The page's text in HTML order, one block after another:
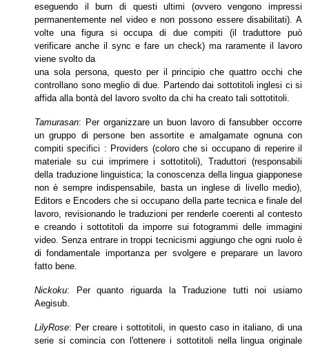
eseguendo il burn di questi ultimi (ovvero vengono impressi
permanentemente nel video e non possono essere disabilitati). A
volte una figura si occupa di due compiti (il traduttore può
verificare anche il sync e fare un check) ma raramente il lavoro
viene svolto da
una sola persona, questo per il principio che quattro occhi che
controllano sono meglio di due. Partendo dai sottotitoli inglesi ci si
affida alla bontà del lavoro svolto da chi ha creato tali sottotitoli.
Tamurasan: Per organizzare un buon lavoro di fansubber occorre
un gruppo di persone ben assortite e amalgamate ognuna con
compiti specifici : Providers (coloroche si occupano di reperire il
materiale su cui imprimere i sottotitoli), Tradutt­ori (responsabili
della traduzione linguistica; la conoscenza della lingua giapponese
non è sempre indispensabile, basta un inglese di livello medio),
Editors e Encoders che si occupano della parte tecnica e finale del
lavoro, revisionando le traduzioni perrenderle coerenti al contesto
e creando i sottotitoli da imporre sui fotogrammi delle immagini
video. Senza entrare in troppi tecnicismi aggiungo che ogni ruolo è
di fondamentale importanza per svolgere e preparare un lavoro
fatto bene.
Nickoku: Per quanto riguarda la Traduzione tutti noi usiamo
Aegisub.
LilyRose: Per creare i sottotitoli, in questo caso in italiano, di una
serie si comincia con l'ottenere i sottotitoli nella lingua originale